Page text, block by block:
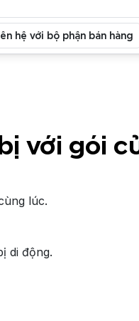
với gói
lúc.
di động.
hệ với bộ phận bán hàng